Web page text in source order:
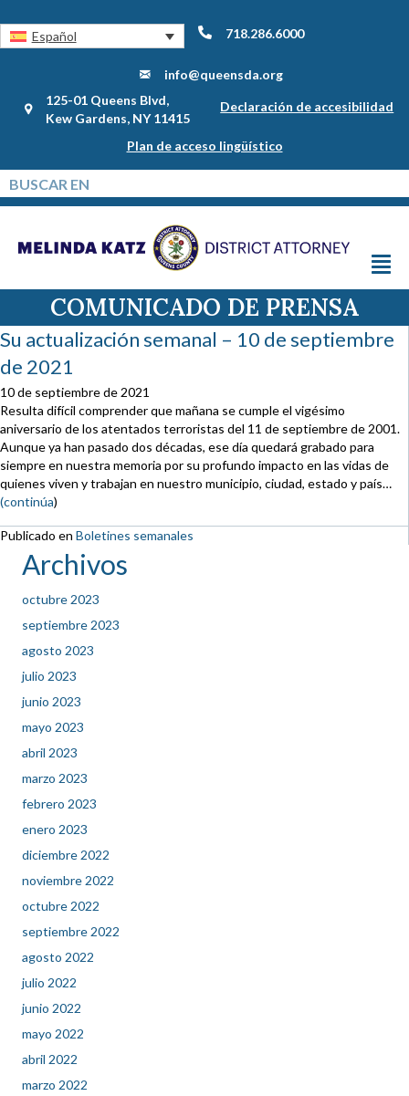
Español 718.286.6000
info@queensda.org
125-01 Queens Blvd,
Kew Gardens, NY 11415
Declaración de accesibilidad
Plan de acceso lingüístico
COMUNICADO DE PRENSA
Su actualización semanal – 10 de septiembre
de 2021
10 de septiembre de 2021
Resulta difícil comprender que mañana se cumple el vigésimo
aniversario de los atentados terroristas del 11 de septiembre de 2001.
Aunque ya han pasado dos décadas, ese día quedará grabado para
siempre en nuestra memoria por su profundo impacto en las vidas de
quienes viven y trabajan en nuestro municipio, ciudad, estado y país…
(continúa)
Publicado en Boletines semanales
Archivos
octubre 2023
septiembre 2023
agosto 2023
julio 2023
junio 2023
mayo 2023
abril 2023
marzo 2023
febrero 2023
enero 2023
diciembre 2022
noviembre 2022
octubre 2022
septiembre 2022
agosto 2022
julio 2022
junio 2022
mayo 2022
abril 2022
marzo 2022